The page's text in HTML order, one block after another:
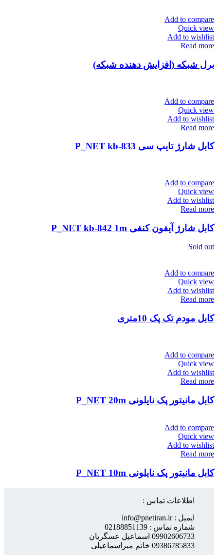
Add to compare
Quick view
Add to wishlist
Read more
برل شبکه (افزایش دهنده شبکه)
Add to compare
Quick view
Add to wishlist
Read more
کابل شارژ تایپ سی P_NET kb-833
Add to compare
Quick view
Add to wishlist
Read more
کابل شارژ آیفون کنفی P_NET kb-842 1m
Sold out
Add to compare
Quick view
Add to wishlist
Read more
کابل مودم تک پک 10متری
Add to compare
Quick view
Add to wishlist
Read more
کابل مانیتور پک نایلونی P_NET 20m
Add to compare
Quick view
Add to wishlist
Read more
کابل مانیتور پک نایلونی P_NET 10m
اطلاعات تماس :
ایمیل : info@pnetiran.ir
شماره تماس : 02188851139
09902606733 اسماعیل عسگریان
09386785833 خانم میراسماعیلی